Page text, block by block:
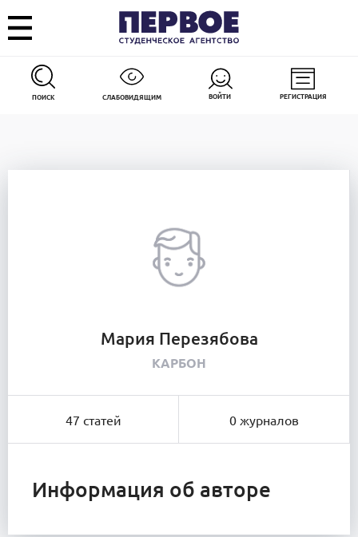
ПОИСК СЛАБОВИДЯЩИМ ВОЙТИ РЕГИСТРАЦИЯ
Мария Перезябова
КАРБОН
47 статей 0 журналов
Информация об авторе